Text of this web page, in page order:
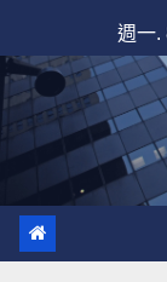
to
content
週一.